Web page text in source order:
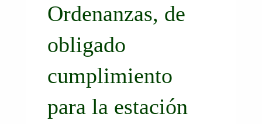
Ordenanzas, de
obligado
cumplimiento
para la estación